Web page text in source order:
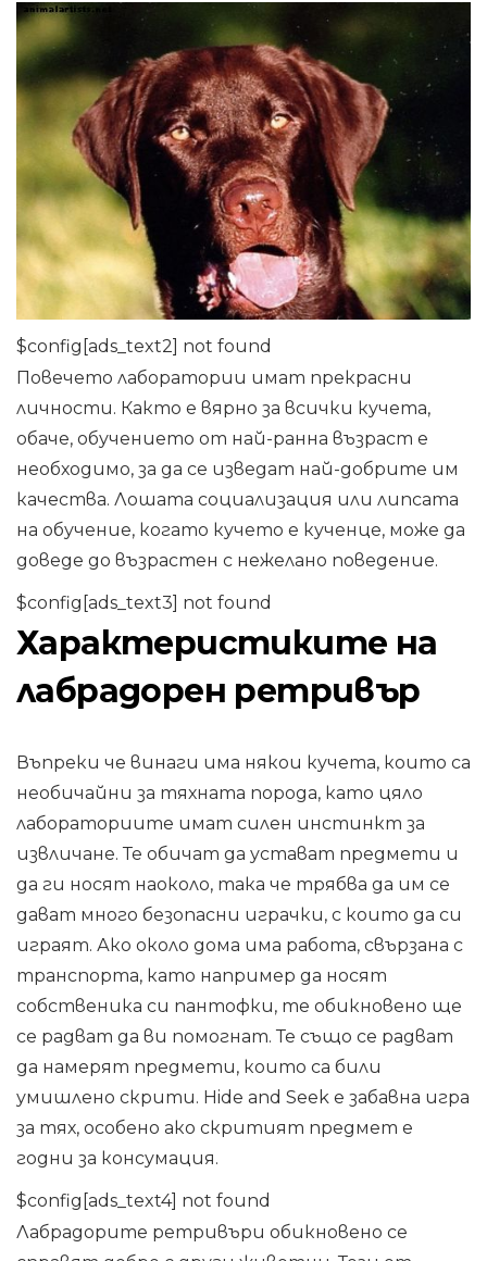
$config[ads_text2] not found
Повечето лаборатории имат прекрасни
личности. Както е вярно за всички кучета,
обаче, обучението от най-ранна възраст е
необходимо, за да се изведат най-добрите им
качества. Лошата социализация или липсата
на обучение, когато кучето е кученце, може да
доведе до възрастен с нежелано поведение.
$config[ads_text3] not found
Характеристиките на
лабрадорен ретривър
Въпреки че винаги има някои кучета, които са
необичайни за тяхната порода, като цяло
лабораториите имат силен инстинкт за
извличане. Те обичат да устават предмети и
да ги носят наоколо, така че трябва да им се
дават много безопасни играчки, с които да си
играят. Ако около дома има работа, свързана с
транспорта, като например да носят
собственика си пантофки, те обикновено ще
се радват да ви помогнат. Те също се радват
да намерят предмети, които са били
умишлено скрити. Hide and Seek е забавна игра
за тях, особено ако скритият предмет е
годни за консумация.
$config[ads_text4] not found
Лабрадорите ретривъри обикновено се